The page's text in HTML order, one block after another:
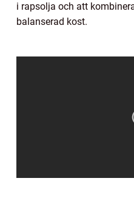
i rapsolja och att
balanserad kost.